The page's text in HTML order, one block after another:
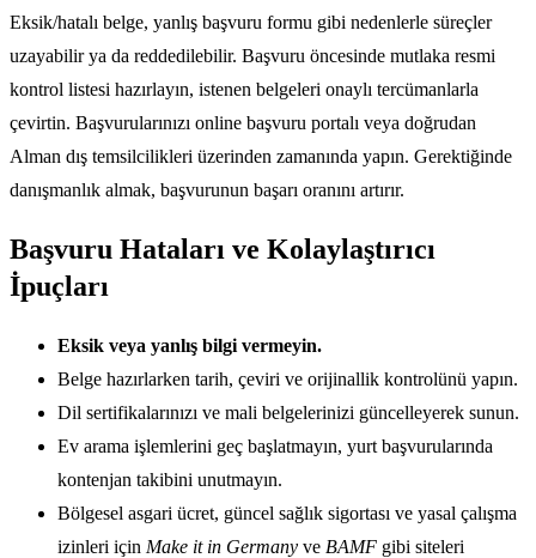
Eksik/hatalı belge, yanlış başvuru formu gibi nedenlerle süreçler
uzayabilir ya da reddedilebilir. Başvuru öncesinde mutlaka resmi
kontrol listesi hazırlayın, istenen belgeleri onaylı tercümanlarla
çevirtin. Başvurularınızı online başvuru portalı veya doğrudan
Alman dış temsilcilikleri üzerinden zamanında yapın. Gerektiğinde
danışmanlık almak, başvurunun başarı oranını artırır.
Başvuru Hataları ve Kolaylaştırıcı
İpuçları
Eksik veya yanlış bilgi vermeyin.
Belge hazırlarken tarih, çeviri ve orijinallik kontrolünü yapın.
Dil sertifikalarınızı ve mali belgelerinizi güncelleyerek sunun.
Ev arama işlemlerini geç başlatmayın, yurt başvurularında
kontenjan takibini unutmayın.
Bölgesel asgari ücret, güncel sağlık sigortası ve yasal çalışma
izinleri için Make it in Germany ve BAMF gibi siteleri